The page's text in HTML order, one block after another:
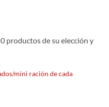
productos de su elección y
mini ración de cada